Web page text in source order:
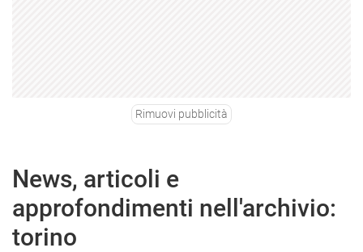
Rimuovi pubblicità
News, articoli e
approfondimenti nell'archivio:
torino